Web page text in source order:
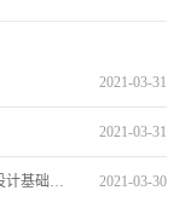
2021-03-31
2021-03-31
2021-03-30